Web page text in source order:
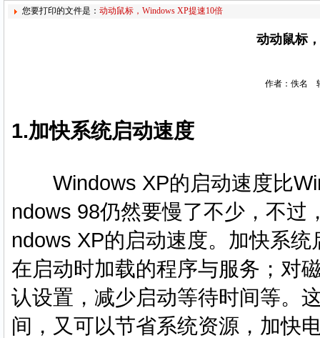
您要打印的文件是： 动动鼠标，Windows XP提速10倍
动动鼠标
作者：佚名
1.加快系统启动速度
Windows XP的启动速度比
ndows 98仍然要慢了不少，不过
ndows XP的启动速度。加快系
在启动时加载的程序与服务；对
认设置，减少启动等待时间等。
间，又可以节省系统资源，加快